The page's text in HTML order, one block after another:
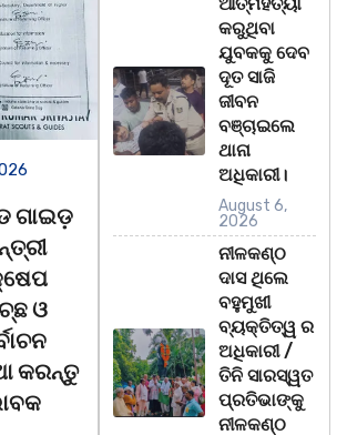
ଓ
କରନ୍ତୁ
August 6, 2026
ଅବସରପ୍ରାପ୍ତ
ଶିକ୍ଷୟିତ୍ରୀ ଶ୍ରୀମତୀ
ଅନ୍ନପୂର୍ଣ୍ଣା ମିଶ୍ରଙ୍କ
ଅବସରକାଳୀନ
ସମ୍ବର୍ଦ୍ଧନା
ଭଦ୍ରକ ବ୍ଲକ ଜଗଦଳପୁର
ଗ୍ରାମପଞ୍ଚାୟତ ଅନ୍ତର୍ଗତ
ଆତ୍ମହତ୍ୟା
କରୁଥିବା
ଯୁବକକୁ ଦେବ
ଦୂତ ସାଜି
ଜୀବନ
ବଞ୍ଚାଇଲେ
ଥାନା
ଅଧିକାରୀ।
August 6,
2026
ନୀଳକଣ୍ଠ
ଦାସ ଥିଲେ
ବହୁମୁଖୀ
ବ୍ୟକ୍ତିତ୍ୱ ର
ଅଧିକାରୀ /
ତିନି ସାରସ୍ୱତ
ପ୍ରତିଭାଙ୍କୁ
ନୀଳକଣ୍ଠ